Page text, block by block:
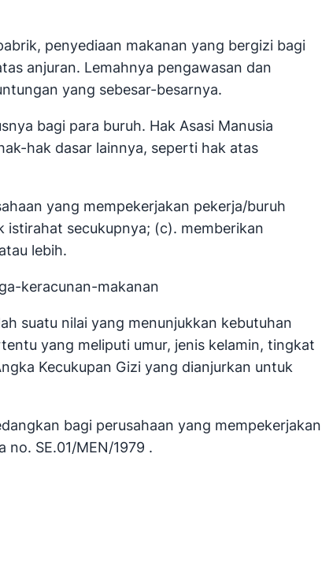
penyediaan makanan yang bergizi bagi
anjuran. Lemahnya pengawasan dan
yang sebesar-besarnya.
bagi para buruh. Hak Asasi Manusia
hak dasar lainnya, seperti hak atas
yang mempekerjakan pekerja/buruh
istirahat secukupnya; (c). memberikan
lebih.
keracunan-makanan
suatu nilai yang menunjukkan kebutuhan
yang meliputi umur, jenis kelamin, tingkat
Kecukupan Gizi yang dianjurkan untuk
bagi perusahaan yang mempekerjakan
SE.01/MEN/1979 .